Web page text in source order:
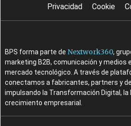
Privacidad
Cookie
BPS forma parte de Nextwork360,
marketing B2B, comunicación y medios
mercado tecnológico. A través de
conectamos a fabricantes, partners y
impulsando la Transformación Digital, la
crecimiento empresarial.